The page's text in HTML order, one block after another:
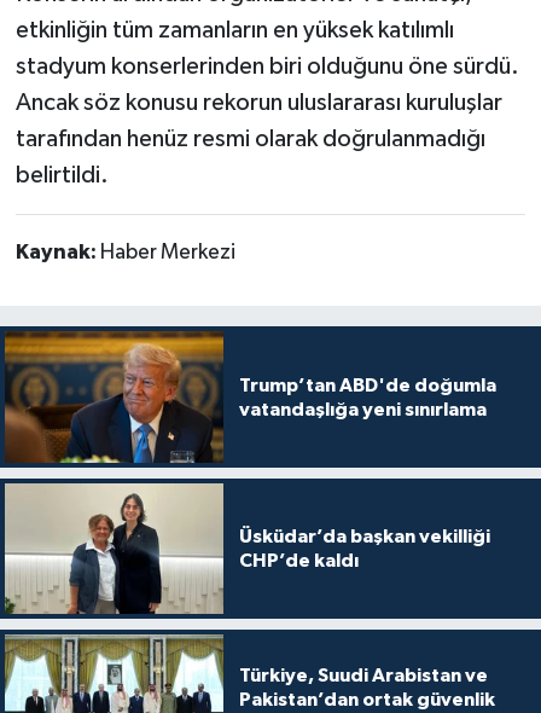
etkinliğin tüm zamanların en yüksek katılımlı
stadyum konserlerinden biri olduğunu öne sürdü.
Ancak söz konusu rekorun uluslararası kuruluşlar
tarafından henüz resmi olarak doğrulanmadığı
belirtildi.
Kaynak: Haber Merkezi
Trump’tan ABD'de doğumla
vatandaşlığa yeni sınırlama
Üsküdar’da başkan vekilliği
CHP’de kaldı
Türkiye, Suudi Arabistan ve
Pakistan’dan ortak güvenlik